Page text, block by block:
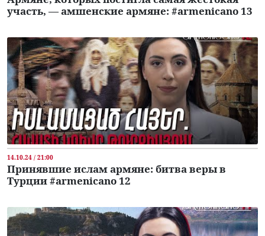
участь, — амшенские армяне: #armenicano 13
14.10.24 / 21:00
Принявшие ислам армяне: битва веры в
Турции #armenicano 12